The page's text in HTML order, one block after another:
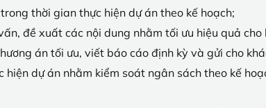
thời gian thực hiện dự án theo kế hoạch;
đề xuất các nội dung nhằm tối ưu hiệu quả cho
án tối ưu, viết báo cáo định kỳ và gửi cho
dự án nhằm kiểm soát ngân sách theo kế